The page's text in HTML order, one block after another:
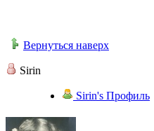
Вернуться наверх
Sirin
Sirin's Профиль